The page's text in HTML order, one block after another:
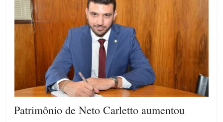
Patrimônio de Neto Carletto aumentou